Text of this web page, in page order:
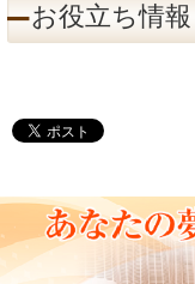
お役立ち情報